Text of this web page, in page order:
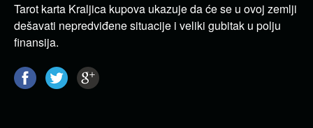
Tarot karta Kraljica kupova ukazuje da će se u ovoj zemlji
dešavati nepredviđene situacije i veliki gubitak u polju
finansija.